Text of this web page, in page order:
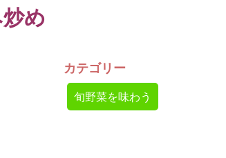
め
カテゴリー
旬野菜を味わう